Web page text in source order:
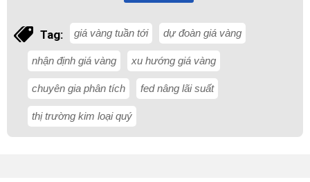
Tag: giá vàng tuần tới dự đoàn giá vàng
nhận định giá vàng xu hướng giá vàng
chuyên gia phân tích fed nâng lãi suất
thị trường kim loại quý